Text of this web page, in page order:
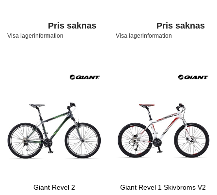
Pris saknas
Visa lagerinformation
Pris saknas
Visa lagerinformation
Giant Revel 2 Giant Revel 1 Skivbroms V2